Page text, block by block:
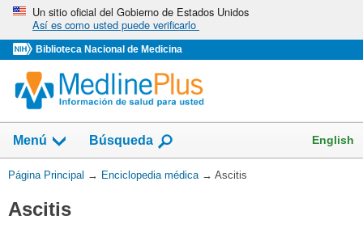
Omita
vaya
al
Contenido
Un sitio oficial del Gobierno de Estados Unidos
Así es como usted puede verificarlo
Biblioteca Nacional de Medicina
Menú Búsqueda English
Usted
aquí:
Página Principal → Enciclopedia médica → Ascitis
Ascitis